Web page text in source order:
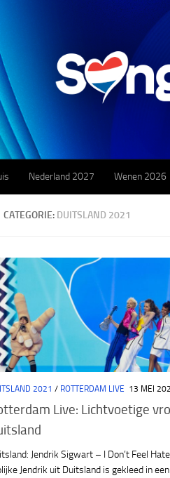
Nederland 2027 Wenen 2026
CATEGORIE: DUITSLAND 2021
2021 / ROTTERDAM LIVE 13 MEI
Live: Lichtvoetige
Jendrik Sigwart – I Don’t Feel
Jendrik uit Duitsland is gekleed in